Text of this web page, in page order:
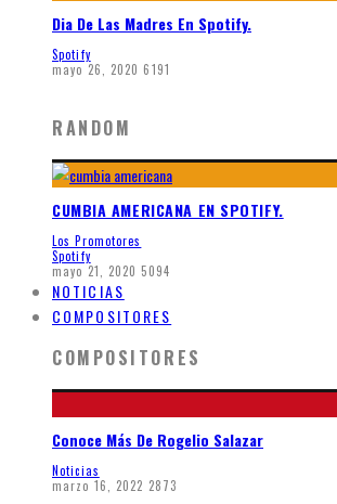
Dia De Las Madres En Spotify.
Spotify
mayo 26, 2020 6191
RANDOM
CUMBIA AMERICANA EN SPOTIFY.
Los Promotores
Spotify
mayo 21, 2020 5094
NOTICIAS
COMPOSITORES
COMPOSITORES
Conoce Más De Rogelio Salazar
Noticias
marzo 16, 2022 2873